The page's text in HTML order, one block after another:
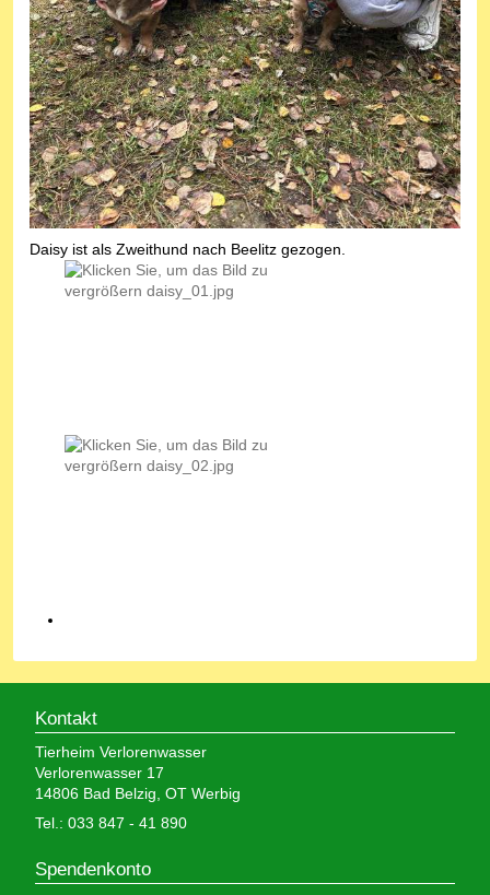
Daisy ist als Zweithund nach Beelitz gezogen.
Kontakt
Tierheim Verlorenwasser
Verlorenwasser 17
14806 Bad Belzig, OT Werbig
Tel.: 033 847 - 41 890
Spendenkonto